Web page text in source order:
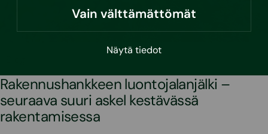
Vain välttämättömät
Näytä tiedot
Rakennushankkeen luontojalanjälki –
seuraava suuri askel kestävässä
rakentamisessa